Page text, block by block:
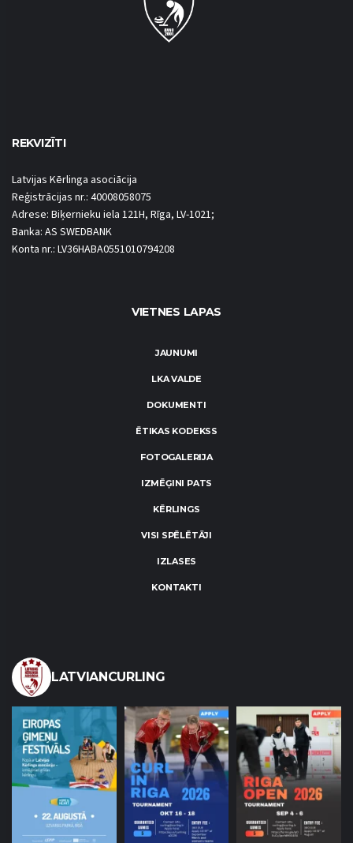
REKVIZĪTI
Latvijas Kērlinga asociācija
Reģistrācijas nr.: 40008058075
Adrese: Biķernieku iela 121H, Rīga, LV-1021;
Banka: AS SWEDBANK
Konta nr.: LV36HABA0551010794208
VIETNES LAPAS
JAUNUMI
LKA VALDE
DOKUMENTI
ĒTIKAS KODEKSS
FOTOGALERIJA
IZMĒĢINI PATS
KĒRLINGS
VISI SPĒLĒTĀJI
IZLASES
KONTAKTI
LATVIANCURLING